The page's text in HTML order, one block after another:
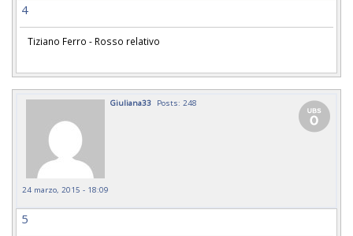
4
Tiziano Ferro - Rosso relativo
Giuliana33 Posts: 248
24 marzo, 2015 - 18:09
5